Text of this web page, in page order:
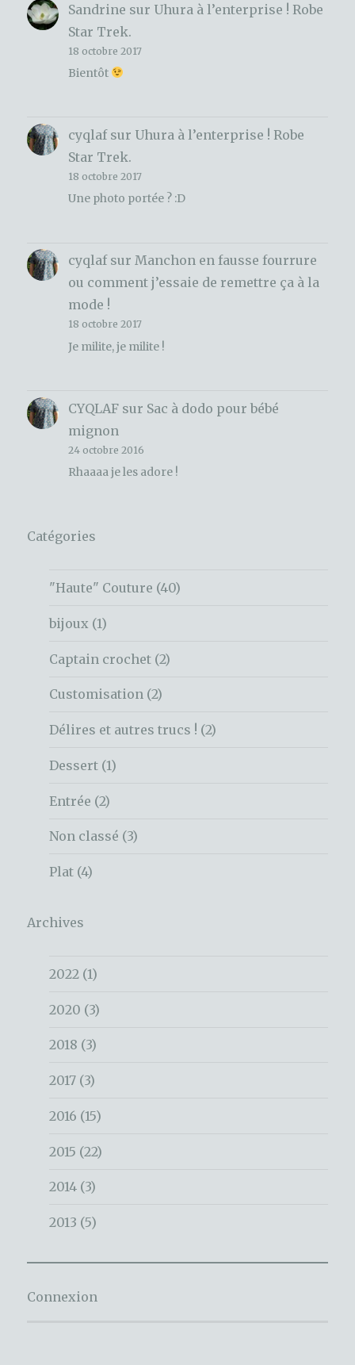
Sandrine sur Uhura à l’enterprise ! Robe
Star Trek.
18 octobre 2017
Bientôt
cyqlafsur Uhura à l’enterprise ! Robe
Star Trek.
18 octobre 2017
Une photo portée ? :D
cyqlafsurManchon en fausse fourrure
ou comment j’essaie de remettre ça à la
mode !
18 octobre 2017
Je milite, je milite !
CYQLAF sur Sac à dodo pour bébé
mignon
24 octobre 2016
Rhaaaa je les adore !
Catégories
"Haute" Couture (40)
bijoux (1)
Captain crochet (2)
Customisation (2)
Délires et autres trucs ! (2)
Dessert (1)
Entrée (2)
Non classé (3)
Plat (4)
Archives
2022 (1)
2020 (3)
2018 (3)
2017 (3)
2016 (15)
2015 (22)
2014 (3)
2013 (5)
Connexion